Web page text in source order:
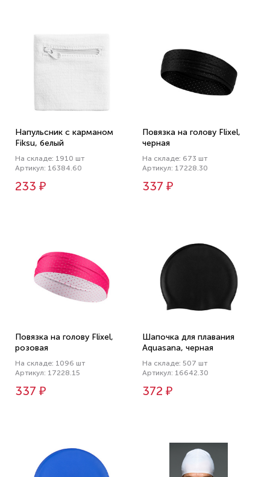
Напульсник с карманом
Fiksu, белый
На складе: 1910 шт
Артикул: 16384.60
233 ₽
Повязка на голову Flixel,
черная
На складе: 673 шт
Артикул: 17228.30
337 ₽
Повязка на голову Flixel,
розовая
На складе: 1096 шт
Артикул: 17228.15
337 ₽
Шапочка для плавания
Aquasana, черная
На складе: 507 шт
Артикул: 16642.30
372 ₽